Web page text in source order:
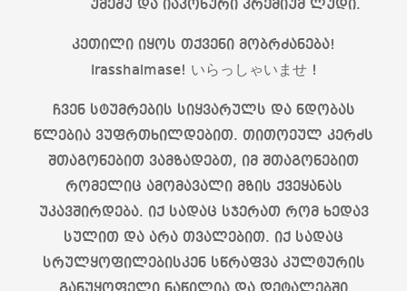
უმეშუ და იაპონური პრემიუმ ლუდი.
კეთილი იყოს თქვენი მობრძანება!
Irasshaimase! いらっしゃいませ !
ჩვენ სტუმრების სიყვარულს და ნდობას
წლებია ვუფრთხილდებით. თითოეულ კერძს
შთაგონებით ვამზადებთ, იმ შთაგონებით
რომელიც ამომავალი მზის ქვეყანას
უკავშირდება. იქ სადაც სჯერათ რომ ხედავ
სულით და არა თვალებით. იქ სადაც
სრულყოფილებისკენ სწრაფვა კულტურის